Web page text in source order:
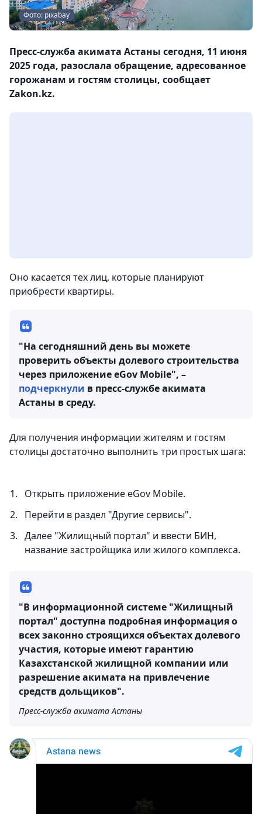
Фото: pixabay
Пресс-служба акимата Астаны сегодня, 11 июня
2025 года, разослала обращение, адресованное
горожанам и гостям столицы, сообщает
Zakon.kz.
Оно касается тех лиц, которые планируют
приобрести квартиры.
"На сегодняшний день вы можете
проверить объекты долевого строительства
через приложение eGov Mobile", –
подчеркнули в пресс-службе акимата
Астаны в среду.
Для получения информации жителям и гостям
столицы достаточно выполнить три простых шага:
Открыть приложение eGov Mobile.
Перейти в раздел "Другие сервисы".
Далее "Жилищный портал" и ввести БИН,
название застройщика или жилого комплекса.
"В информационной системе "Жилищный
портал" доступна подробная информация о
всех законно строящихся объектах долевого
участия, которые имеют гарантию
Казахстанской жилищной компании или
разрешение акимата на привлечение
средств дольщиков".
Пресс-служба акимата Астаны